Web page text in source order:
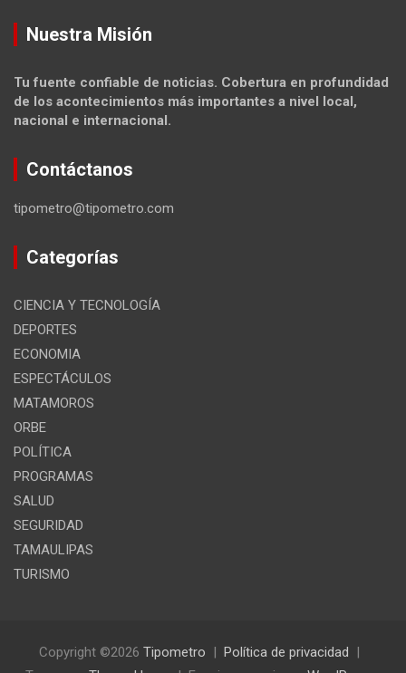
Nuestra Misión
Tu fuente confiable de noticias. Cobertura en profundidad
de los acontecimientos más importantes a nivel local,
nacional e internacional.
Contáctanos
tipometro@tipometro.com
Categorías
CIENCIA Y TECNOLOGÍA
DEPORTES
ECONOMIA
ESPECTÁCULOS
MATAMOROS
ORBE
POLÍTICA
PROGRAMAS
SALUD
SEGURIDAD
TAMAULIPAS
TURISMO
Copyright ©2026 Tipometro
Política de privacidad